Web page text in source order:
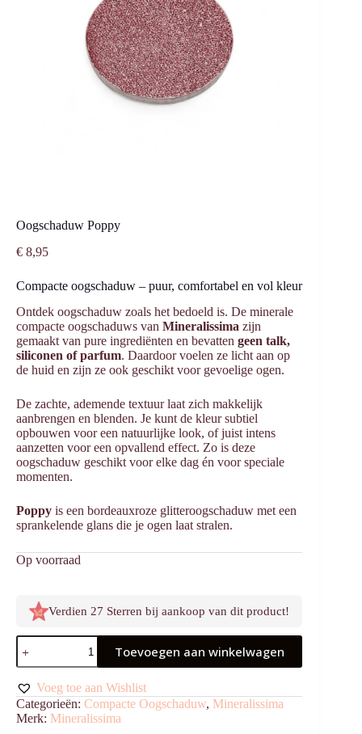
Oogschaduw Poppy
€ 8,95
Compacte oogschaduw – puur, comfortabel en vol kleur
Ontdek oogschaduw zoals het bedoeld is. De minerale
compacte oogschaduws van Mineralissima zijn
gemaakt van pure ingrediënten en bevatten geen talk,
siliconen of parfum. Daardoor voelen ze licht aan op
de huid en zijn ze ook geschikt voor gevoelige ogen.
De zachte, ademende textuur laat zich makkelijk
aanbrengen en blenden. Je kunt de kleur subtiel
opbouwen voor een natuurlijke look, of juist intens
aanzetten voor een opvallend effect. Zo is deze
oogschaduw geschikt voor elke dag én voor speciale
momenten.
Poppy is een bordeauxroze glitteroogschaduw met een
sprankelende glans die je ogen laat stralen.
Op voorraad
Verdien 27 Sterren bij aankoop van dit product!
Oogschaduw
Poppy
aantal
Toevoegen aan winkelwagen
Voeg toe aan Wishlist
Categorieën: Compacte Oogschaduw, Mineralissima
Merk: Mineralissima